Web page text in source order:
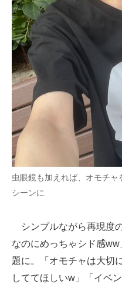
虫眼鏡も加えれば、オモチ
シーンに
シンプルながら再現度
なのにめっちゃシド感
題に。「オモチャは大切
しててほしいw」「イベ